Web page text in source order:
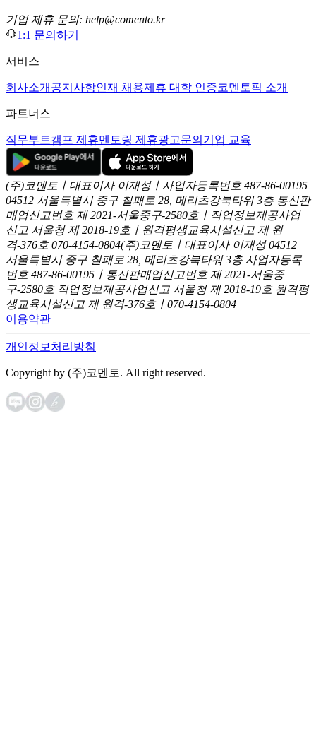
기업 제휴 문의: help@comento.kr
1:1 문의하기
서비스
회사소개 공지사항인재 채용제휴 대학 인증코멘토픽 소개
파트너스
직무부트캠프 제휴멘토링 제휴광고문의 기업 교육
(주)코멘토ㅣ대표이사 이재성ㅣ사업자등록번호 487-86-00195
04512 서울특별시 중구 칠패로 28, 메리츠강북타워 3층 통신판
매업신고번호 제 2021-서울중구-2580호ㅣ직업정보제공사업
신고 서울청 제 2018-19호ㅣ원격평생교육시설신고 제 원
격-376호 070-4154-0804(주)코멘토ㅣ대표이사 이재성 04512
서울특별시 중구 칠패로 28, 메리츠강북타워 3층 사업자등록
번호 487-86-00195ㅣ통신판매업신고번호 제 2021-서울중
구-2580호 직업정보제공사업신고 서울청 제 2018-19호 원격평
생교육시설신고 제 원격-376호ㅣ070-4154-0804
이용약관
개인정보처리방침
Copyright by (주)코멘토. All right reserved.